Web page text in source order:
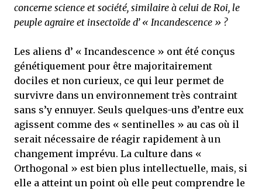
concerne science et société, similaire à celui de Roi, le
peuple agraire et insectoïde d’ « Incandescence » ?
Les aliens d’ « Incandescence » ont été conçus
génétiquement pour être majoritairement
dociles et non curieux, ce qui leur permet de
survivre dans un environnement très contraint
sans s’y ennuyer. Seuls quelques-uns d’entre eux
agissent comme des « sentinelles » au cas où il
serait nécessaire de réagir rapidement à un
changement imprévu. La culture dans «
Orthogonal » est bien plus intellectuelle, mais, si
elle a atteint un point où elle peut comprendre le